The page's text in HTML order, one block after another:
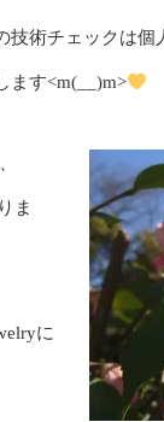
術チェックは個
ます<m(__)m>
ま
に